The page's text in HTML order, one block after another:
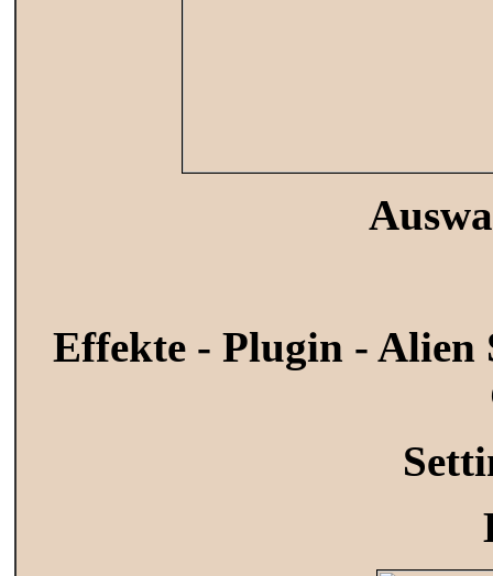
Effekte - Plugin - Alien